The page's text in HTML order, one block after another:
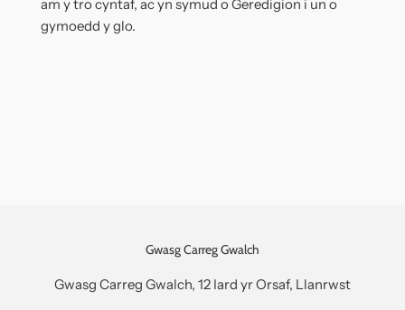
am y tro cyntaf, ac yn symud o Geredigion i un o
gymoedd y glo.
Gwasg Carreg Gwalch
Gwasg Carreg Gwalch, 12 Iard yr Orsaf, Llanrwst